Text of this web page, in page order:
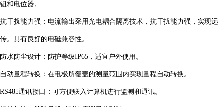
钮和电位器。
抗干扰能力强 ： 电流输出采用光电耦合隔离技术，抗干扰能力强，实现远
传。具有良好的电磁兼容性。
防水防尘设计 ： 防护等级IP65，适宜户外使用。
自动量程转换：在电极所覆盖的测量范围内实现量程自动转换。
RS485通讯接口： 可方便联入计算机进行监测和通讯。